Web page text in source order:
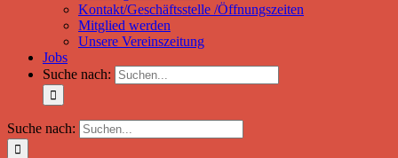
Kontakt/Geschäftsstelle /Öffnungszeiten
Mitglied werden
Unsere Vereinszeitung
Jobs
Suche nach:
Suche nach: